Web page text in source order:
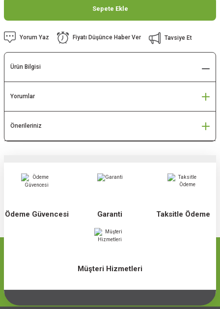
Sepete Ekle
Yorum Yaz Fiyatı Düşünce Haber Ver Tavsiye Et
Ürün Bilgisi
Yorumlar
Önerileriniz
Ödeme Güvencesi Garanti Taksitle Ödeme
Müşteri Hizmetleri